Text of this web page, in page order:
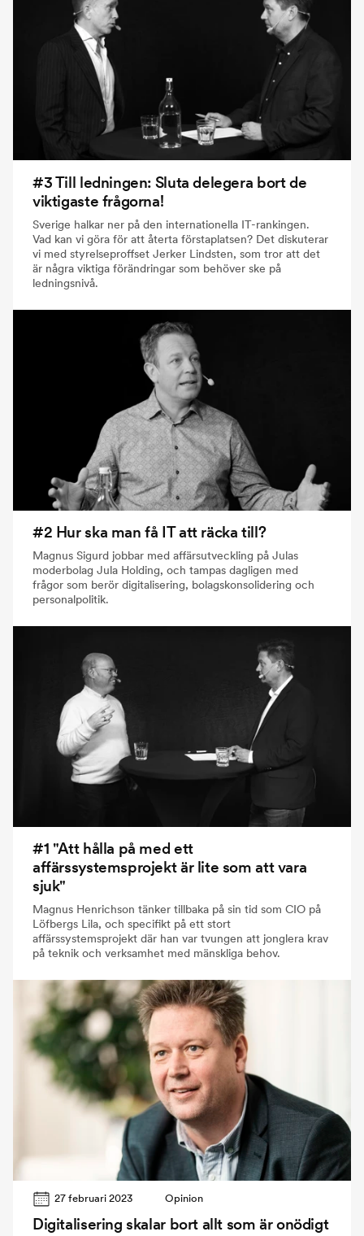
#3 Till ledningen: Sluta delegera bort de
viktigaste frågorna!
Sverige halkar ner på den internationella IT-rankingen.
Vad kan vi göra för att återta förstaplatsen? Det diskuterar
vi med styrelseproffset Jerker Lindsten, som tror att det
är några viktiga förändringar som behöver ske på
ledningsnivå.
#2 Hur ska man få IT att räcka till?
Magnus Sigurd jobbar med affärsutveckling på Julas
moderbolag Jula Holding, och tampas dagligen med
frågor som berör digitalisering, bolagskonsolidering och
personalpolitik.
#1 "Att hålla på med ett
affärssystemsprojekt är lite som att vara
sjuk"
Magnus Henrichson tänker tillbaka på sin tid som CIO på
Löfbergs Lila, och specifikt på ett stort
affärssystemsprojekt där han var tvungen att jonglera krav
på teknik och verksamhet med mänskliga behov.
27 februari 2023 Opinion
Digitalisering skalar bort allt som är onödigt